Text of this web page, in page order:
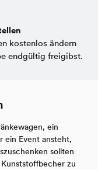
kostenlos ändern
endgültig freigibst.
ein
ein Event ansteht,
sollten
zu